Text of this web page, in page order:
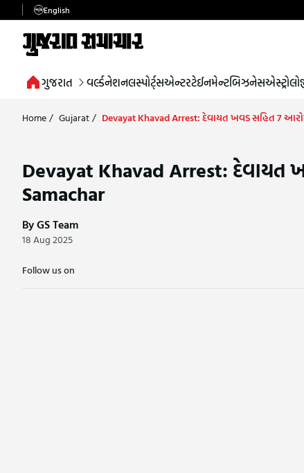
English
ગુજરાત વર્લ્ડનેશનલસ્પોર્ટ્સએન્ટરટેઈનમેન્ટબિઝનેસ
Home/ Gujarat/ Devayat Khavad Arrest: દેવાયત ખવડ સહિત 7
Devayat Khavad Arrest: દેવાયત
Samachar
By GS Team
18 Aug 2025
Follow us on